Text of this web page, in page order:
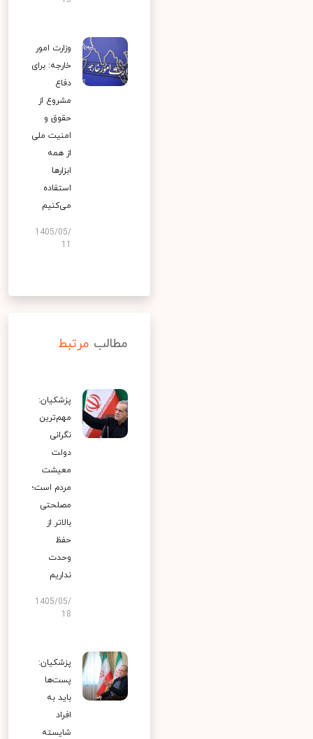
وزارت امور
خارجه: برای
دفاع
مشروع از
حقوق و
امنیت ملی
از همه
ابزارها
استفاده
می‌کنیم
1405/05/
مطالب مرتبط
پزشکیان:
مهم‌ترین
نگرانی
دولت
معیشت
مردم است؛
مصلحتی
بالاتر از
حفظ
وحدت
نداریم
1405/05/
18
پزشکیان:
پست‌ها
باید به
افراد
شایسته